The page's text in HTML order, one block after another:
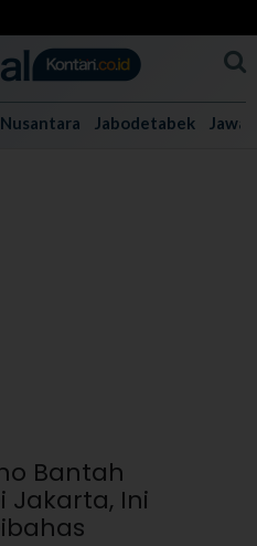
Jabodetabek Jawa
Bantah
Jakarta, Ini